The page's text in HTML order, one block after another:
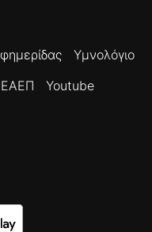
Υμνολόγιο
ΕΑΕΠ
Youtube